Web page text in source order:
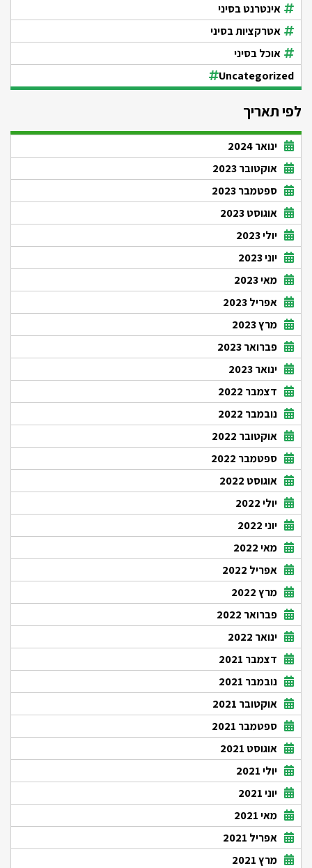
אינטרנט בסיני
אטרקציות בסיני
אוכל בסיני
Uncategorized
לפי תאריך
ינואר 2024
אוקטובר 2023
ספטמבר 2023
אוגוסט 2023
יולי 2023
יוני 2023
מאי 2023
אפריל 2023
מרץ 2023
פברואר 2023
ינואר 2023
דצמבר 2022
נובמבר 2022
אוקטובר 2022
ספטמבר 2022
אוגוסט 2022
יולי 2022
יוני 2022
מאי 2022
אפריל 2022
מרץ 2022
פברואר 2022
ינואר 2022
דצמבר 2021
נובמבר 2021
אוקטובר 2021
ספטמבר 2021
אוגוסט 2021
יולי 2021
יוני 2021
מאי 2021
אפריל 2021
מרץ 2021